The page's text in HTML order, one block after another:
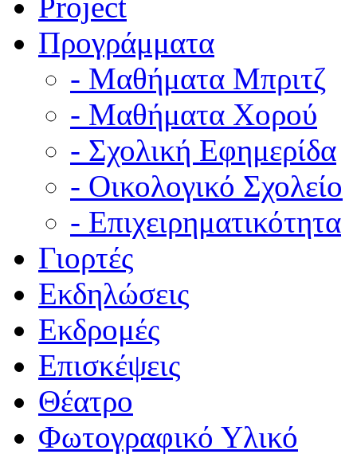
Προγράμματα
- Μαθήματα Μπριτζ
- Μαθήματα Χορού
- Σχολική Εφημερίδα
- Οικολογικό Σχολείο
- Επιχειρηματικότητα
Γιορτές
Εκδηλώσεις
Εκδρομές
Επισκέψεις
Θέατρο
Φωτογραφικό Υλικό